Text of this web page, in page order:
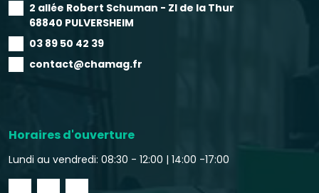
2 allée Robert Schuman - ZI de la Thur
68840 PULVERSHEIM
03 89 50 42 39
contact@chamag.fr
Horaires d'ouverture
Lundi au vendredi: 08:30 - 12:00 | 14:00 -17:00